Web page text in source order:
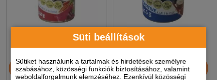
Süti beállítások
Sütiket használunk a tartalmak és hirdetések személyre
szabásához, közösségi funkciók biztosításához, valamint
weboldalforgalmunk elemzéséhez. Ezenkívül közösségi
Dog Vital Junior konzerv
Beef&carrot 1240g
Dog Vital Sensitive
konzerv bárány, rizs 415g